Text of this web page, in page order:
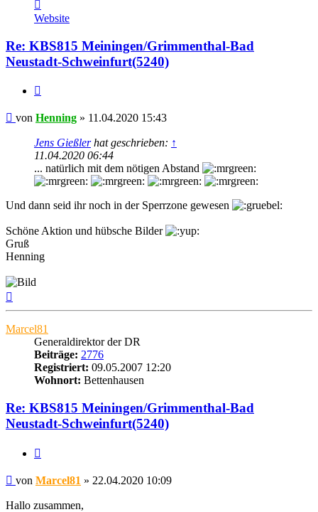
von
Henning
Website
Re: KBS815 Meiningen/Grimmenthal-Bad
Neustadt-Schweinfurt(5240)
Beitrag
von Henning » 11.04.2020 15:43
Jens Gießlerhat geschrieben: ↑
11.04.2020 06:44
... natürlich mit dem nötigen Abstand
Und dann seid ihr noch in der Sperrzone gewesen
Schöne Aktion und hübsche Bilder
Gruß
Henning
Marcel81
Generaldirektor der DR
Beiträge: 2776
Registriert: 09.05.2007 12:20
Wohnort: Bettenhausen
Re: KBS815 Meiningen/Grimmenthal-Bad
Neustadt-Schweinfurt(5240)
Beitrag
von Marcel81 » 22.04.2020 10:09
Hallo zusammen,